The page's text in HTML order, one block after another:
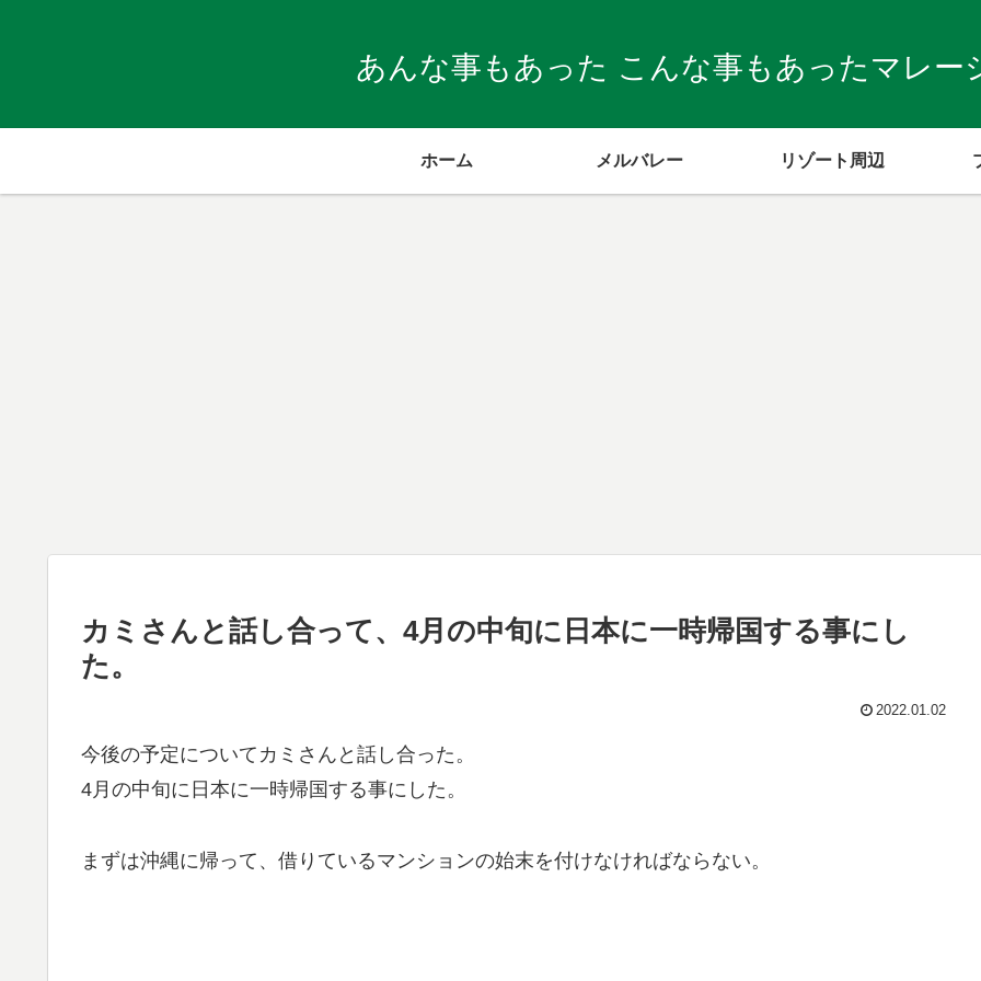
あんな事もあった こんな事もあったマレー
ホーム メルバレー リゾート周辺
カミさんと話し合って、4月の中旬に日本に一時帰国する事にし
た。
2022.01.02
今後の予定についてカミさんと話し合った。
4月の中旬に日本に一時帰国する事にした。
まずは沖縄に帰って、借りているマンションの始末を付けなければならない。